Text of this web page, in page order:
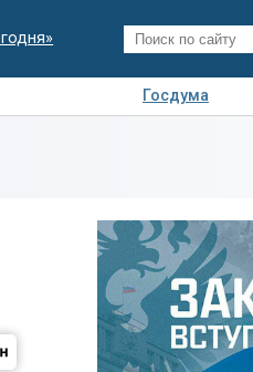
Госдума